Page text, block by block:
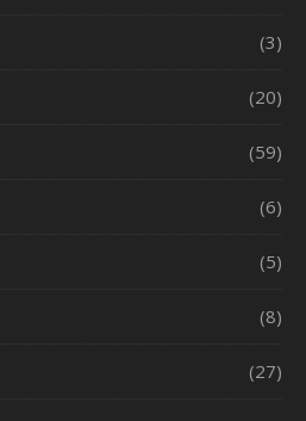
(3)
(20)
(59)
(6)
(5)
(8)
(27)